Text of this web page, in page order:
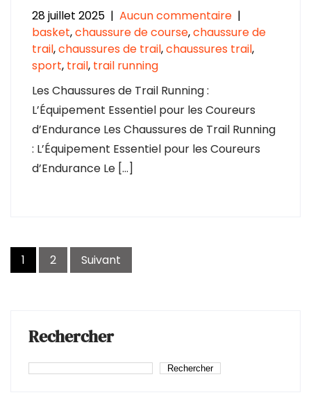
28 juillet 2025 | Aucun commentaire |
basket,chaussure de course,chaussure de
trail,chaussures de trail,chaussures trail,
sport, trail, trail running
Les Chaussures de Trail Running :
L’Équipement Essentiel pour les Coureurs
d’Endurance Les Chaussures de Trail Running
: L’Équipement Essentiel pour les Coureurs
d’Endurance Le […]
Pagination
des
1 2 Suivant
Rechercher
Rechercher